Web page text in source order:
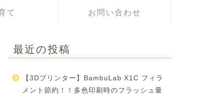
て お問い合わせ
最近の投稿
【3Dプリンター】BambuLab X1C フィラ
メント節約！！多色印刷時のフラッシュ量